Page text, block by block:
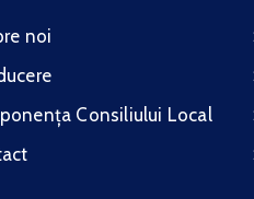
noi
Consiliului Local